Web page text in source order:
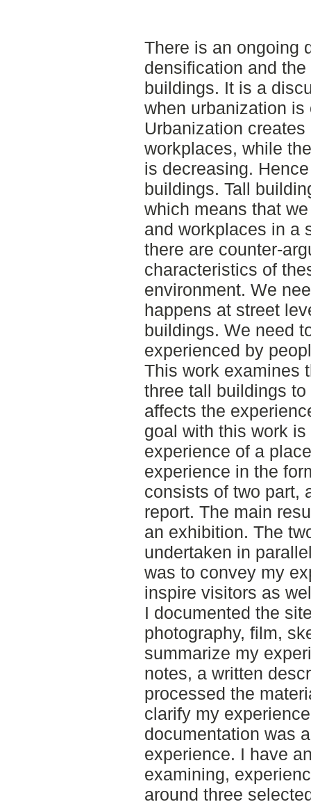
There is an ongoing
densification and
buildings. It is a
when urbanization
Urbanization
workplaces, while
is decreasing.
buildings. Tall
which means that
and workplaces in a
there are counter-
characteristics of
environment. We
happens at street
buildings. We need
experienced by
This work examines
three tall buildings to
affects the
goal with this work
experience of a
experience in the
consists of two part,
report. The main
an exhibition. The
undertaken in
was to convey my
inspire visitors as
I documented the
photography, film,
summarize my
notes, a written
processed the
clarify my
documentation was
experience. I have
examining,
around three